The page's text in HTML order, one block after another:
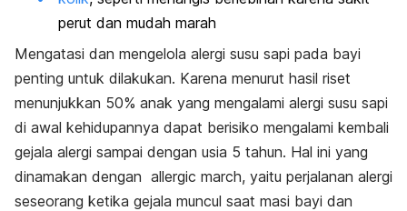
perut dan mudah marah
Mengatasi dan mengelola alergi susu sapi pada bayi
penting untuk dilakukan. Karena menurut hasil riset
menunjukkan 50% anak yang mengalami alergi susu sapi
di awal kehidupannya dapat berisiko mengalami kembali
gejala alergi sampai dengan usia 5 tahun. Hal ini yang
dinamakan dengan allergic march, yaitu perjalanan alergi
seseorang ketika gejala muncul saat masi bayi dan